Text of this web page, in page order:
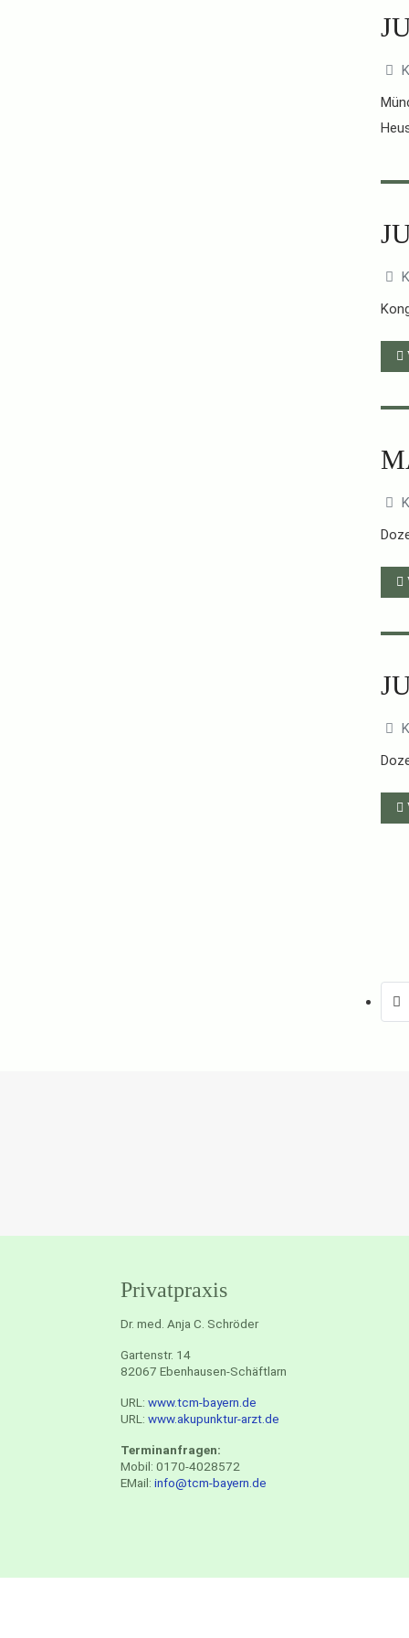
Privatpraxis
Dr. med. Anja C. Schröder
Gartenstr. 14
82067 Ebenhausen-Schäftlarn
URL: www.tcm-bayern.de
URL: www.akupunktur-arzt.de
Terminanfragen:
Mobil: 0170-4028572
EMail: info@tcm-bayern.de